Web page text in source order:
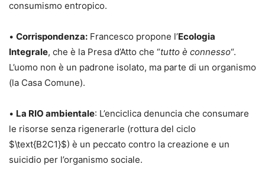
consumismo entropico.
• Corrispondenza: Francesco propone l’Ecologia
Integrale, che è la Presa d’Atto che “tutto è connesso“.
L’uomo non è un padrone isolato, ma parte di un organismo
(la Casa Comune).
• La RIO ambientale: L’enciclica denuncia che consumare
le risorse senza rigenerarle (rottura del ciclo
$\text{B2C1}$) è un peccato contro la creazione e un
suicidio per l’organismo sociale.